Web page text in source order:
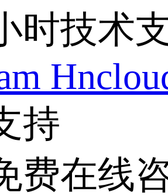
时技术
持
费在线